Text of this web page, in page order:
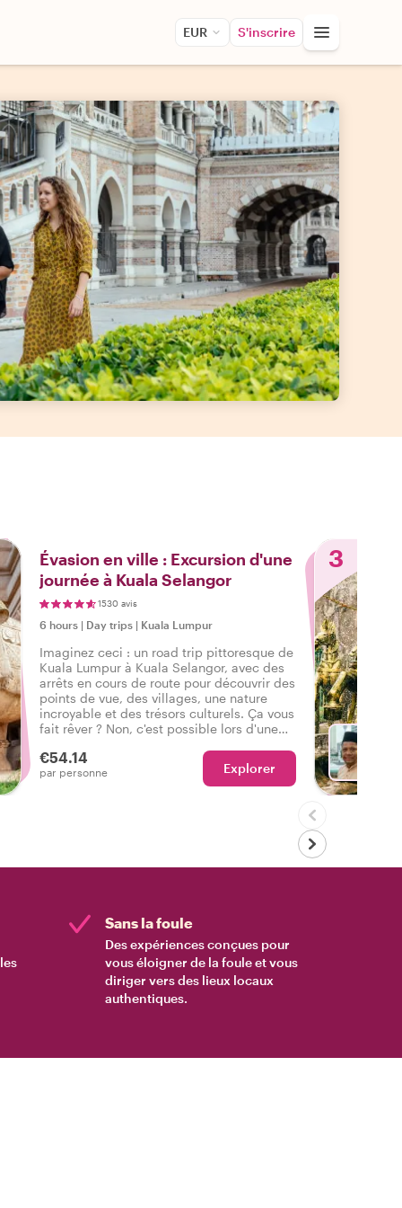
EUR S'inscrire
Évasion en ville : Excursion d'une
journée à Kuala Selangor
1530 avis
6 hours | Day trips | Kuala Lumpur
Imaginez ceci : un road trip pittoresque de
Kuala Lumpur à Kuala Selangor, avec des
arrêts en cours de route pour découvrir des
points de vue, des villages, une nature
incroyable et des trésors culturels. Ça vous
fait rêver ? Non, c'est possible lors d'une
hôte local aux commandes !
€54.14
par personne Explorer
3
Sans la foule
Des expériences conçues pour
vous éloigner de la foule et vous
diriger vers des lieux locaux
authentiques.